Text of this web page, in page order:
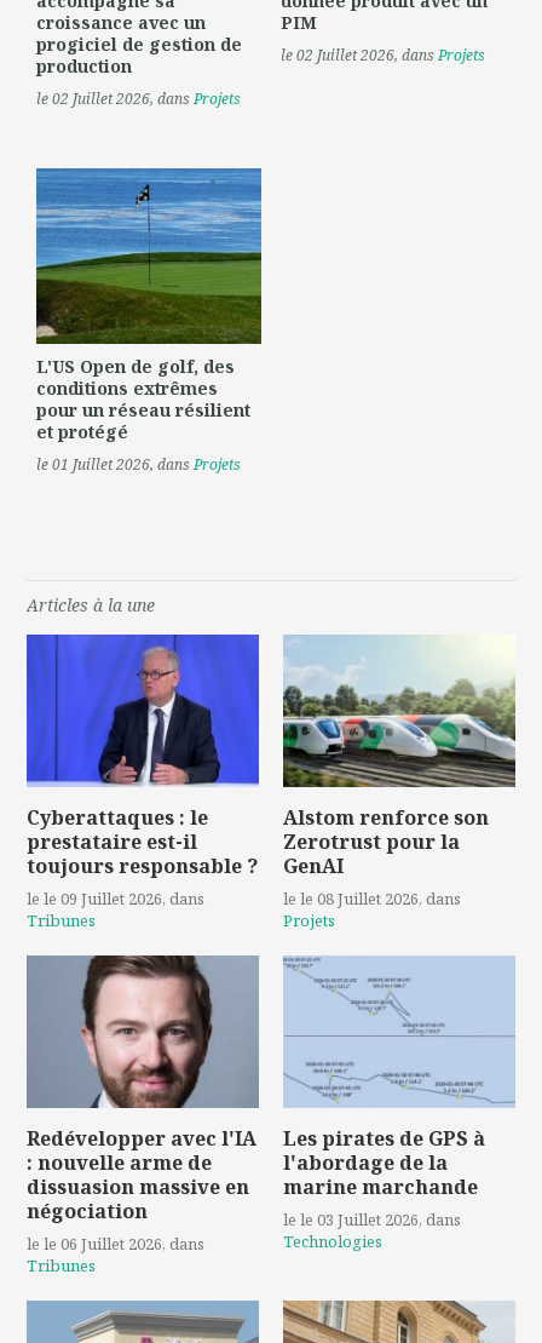
croissance avec un
progiciel de gestion de
production
le 02 Juillet 2026, dansProjets
PIM
le 02 Juillet 2026, dansProjets
L'US Open de golf, des
conditions extrêmes
pour un réseau résilient
et protégé
le 01 Juillet 2026, dansProjets
Articles à la une
Cyberattaques : le
prestataire est-il
toujours responsable ?
le le 09 Juillet 2026, dans
Tribunes
Alstom renforce son
Zerotrust pour la
GenAI
le le 08 Juillet 2026, dans
Projets
Redévelopper avec l'IA
: nouvelle arme de
dissuasion massive en
négociation
le le 06 Juillet 2026, dans
Tribunes
Les pirates de GPS à
l'abordage de la
marine marchande
le le 03 Juillet 2026, dans
Technologies